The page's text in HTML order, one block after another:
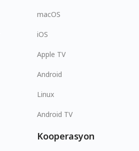
macOS
iOS
Apple TV
Android
Linux
Android TV
Kooperasyon